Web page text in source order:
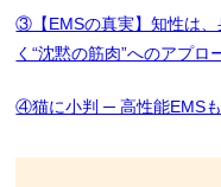
③【EMSの真実】知性は
く“沈黙の筋肉”へのアプロ
④猫に小判 ─ 高性能EMS